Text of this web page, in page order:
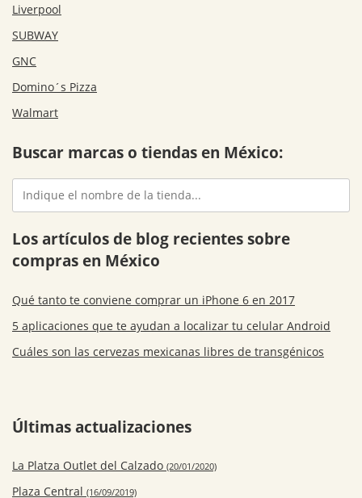
Liverpool
SUBWAY
GNC
Domino´s Pizza
Walmart
Buscar marcas o tiendas en México:
Los artículos de blog recientes sobre
compras en México
Qué tanto te conviene comprar un iPhone 6 en 2017
5 aplicaciones que te ayudan a localizar tu celular Android
Cuáles son las cervezas mexicanas libres de transgénicos
Últimas actualizaciones
La Platza Outlet del Calzado (20/01/2020)
Plaza Central (16/09/2019)